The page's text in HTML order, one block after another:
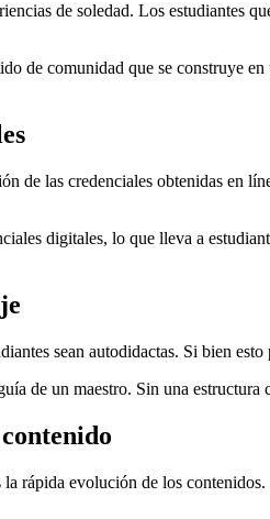
de soledad. Los estudiantes
de comunidad que se construye
de las credenciales obtenidas en
digitales, lo que lleva a
sean autodidactas. Si bien
de un maestro. Sin una
rápida evolución de los